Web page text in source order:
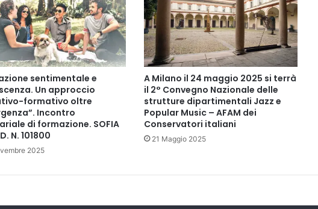
d
u
c
a
i
v
i
/
Q
u
sentimentale e
Un approccio
formativo oltre
Incontro
di formazione. SOFIA
N. 101800
2025
A Milano il 24 maggio 2025 si terrà
il 2° Convegno Nazionale delle
strutture dipartimentali Jazz e
Popular Music – AFAM dei
Conservatori italiani
21 Maggio 2025